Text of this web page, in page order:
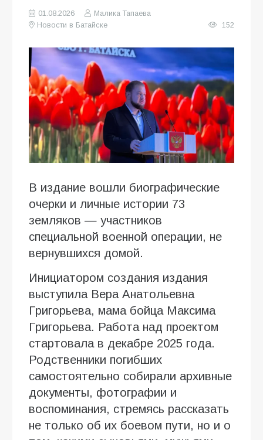
01.08.2026
Малика Тапаева
Новости в Батайске
152
В издание вошли биографические
очерки и личные истории 73
земляков — участников
специальной военной операции, не
вернувшихся домой.
Инициатором создания издания
выступила Вера Анатольевна
Григорьева, мама бойца Максима
Григорьева. Работа над проектом
стартовала в декабре 2025 года.
Родственники погибших
самостоятельно собирали архивные
документы, фотографии и
воспоминания, стремясь рассказать
не только об их боевом пути, но и о